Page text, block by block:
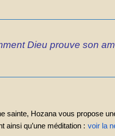
Dieu prouve son
sainte, Hozana vous propose
ainsi qu’une méditation : voir la